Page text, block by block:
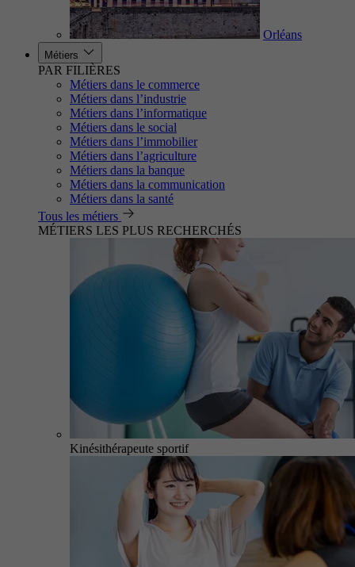
Orléans
Métiers
PAR FILIÈRES
Métiers dans le commerce
Métiers dans l’industrie
Métiers dans l’informatique
Métiers dans le social
Métiers dans l’immobilier
Métiers dans l’agriculture
Métiers dans la banque
Métiers dans la communication
Métiers dans la santé
Tous les métiers
MÉTIERS LES PLUS RECHERCHÉS
Kinésithérapeute sportif